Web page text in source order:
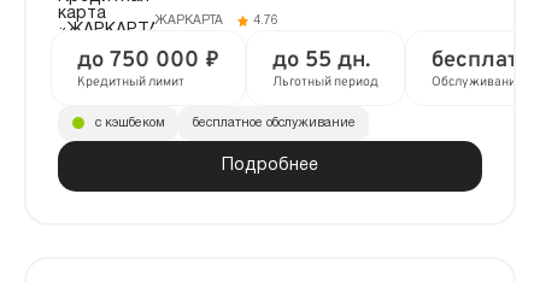
ЖАРКАРТА 4.76
до 750 000 ₽
Кредитный лимит
до 55 дн.
Льготный период Обслуживание
Подробнее
с кэшбеком бесплатное обслуживание